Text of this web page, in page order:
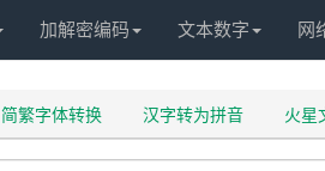
加解密编码 文本数字 网
简繁字体转换 汉字转为拼音 火星